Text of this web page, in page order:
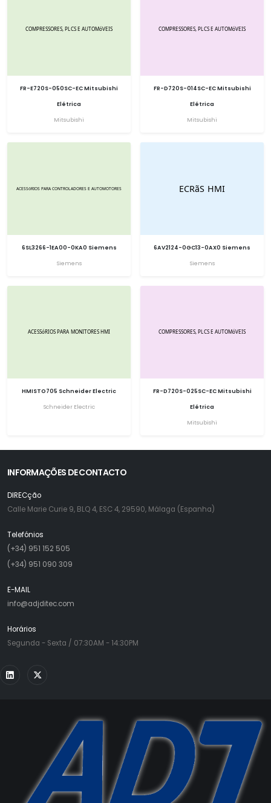
FR-E720S-050SC-EC Mitsubishi
Elétrica
Mitsubishi
FR-D720S-014SC-EC Mitsubishi
Elétrica
Mitsubishi
6SL3266-1EA00-0KA0 Siemens
Siemens
6AV2124-0GC13-0AX0 Siemens
Siemens
HMISTO705 Schneider Electric
Schneider Electric
FR-D720S-025SC-EC Mitsubishi
Elétrica
Mitsubishi
INFORMAÇÕES DE CONTACTO
DIRECção
Calle Marie Curie 9, BLQ 4, ESC 4, 29590, Málaga (Espanha)
Telefónios
(+34) 951 152 505
(+34) 951 090 309
E-MAIL
info@adjditec.com
Horários
Segunda - Sexta / 07:30AM - 14:30PM